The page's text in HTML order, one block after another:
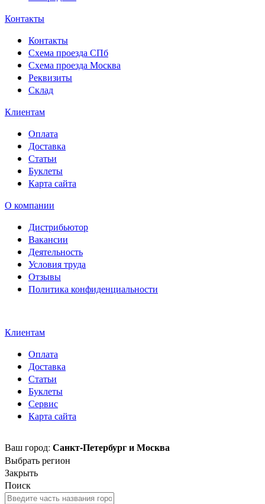
Контакты
Контакты
Схема проезда СПб
Схема проезда Москва
Реквизиты
Склад
Клиентам
Оплата
Доставка
Статьи
Буклеты
Карта сайта
О компании
Дистрибьютор
Вакансии
Деятельность
Условия труда
Отзывы
Политика конфиденциальности
Клиентам
Оплата
Доставка
Статьи
Буклеты
Сервис
Карта сайта
Ваш город: Санкт-Петербург и Москва
Выбрать регион
Закрыть
Поиск